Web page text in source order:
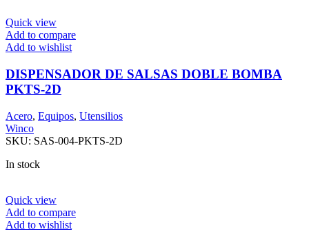
Quick view
Add to compare
Add to wishlist
DISPENSADOR DE SALSAS DOBLE BOMBA
PKTS-2D
Acero, Equipos, Utensilios
Winco
SKU: SAS-004-PKTS-2D
In stock
Quick view
Add to compare
Add to wishlist